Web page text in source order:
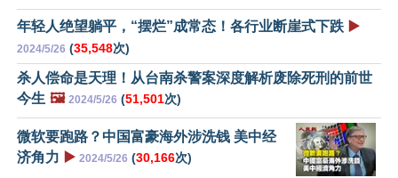
年轻人绝望躺平，“摆烂”成常态！各行业断崖式下跌 ▶️
2024/5/26 (35,548次)
杀人偿命是天理！从台南杀警案深度解析废除死刑的前世
今生 🖼️ 2024/5/26 (51,501次)
微软要跑路？中国富豪海外涉洗钱 美中经
济角力 ▶️ 2024/5/26 (30,166次)